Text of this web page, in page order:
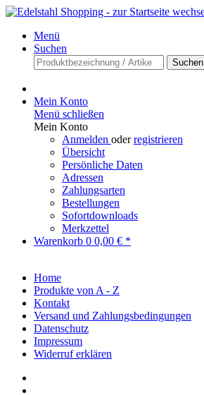
Menü
Suchen
Suchen
Mein Konto
Menü schließen
Mein Konto
Anmelden oderregistrieren
Übersicht
Persönliche Daten
Adressen
Zahlungsarten
Bestellungen
Sofortdownloads
Merkzettel
Warenkorb 0 0,00 € *
Home
Produkte von A - Z
Kontakt
Versand und Zahlungsbedingungen
Datenschutz
Impressum
Widerruf erklären